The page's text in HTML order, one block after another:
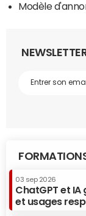
Modèle
03 sep 2026
ChatGPT et
et usages